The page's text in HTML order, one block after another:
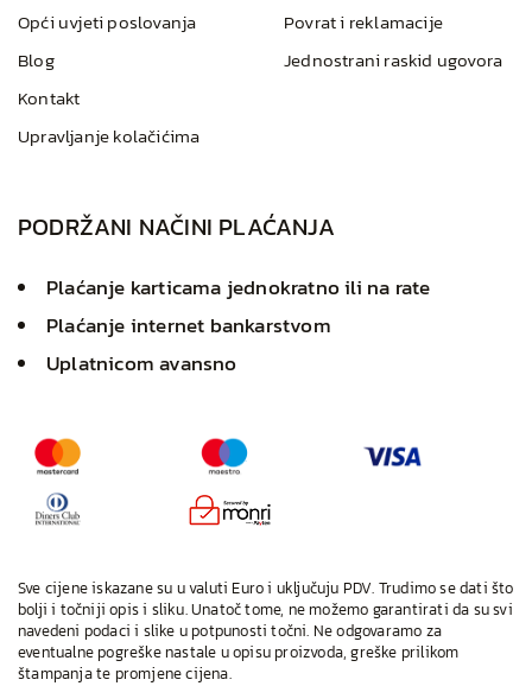
Opći uvjeti poslovanja
Blog
Kontakt
Upravljanje kolačićima
Povrat i reklamacije
Jednostrani raskid ugovora
PODRŽANI NAČINI PLAĆANJA
Plaćanje karticama jednokratno ili na rate
Plaćanje internet bankarstvom
Uplatnicom avansno
Sve cijene iskazane su u valuti Euro i uključuju PDV. Trudimo se dati što
bolji i točniji opis i sliku. Unatoč tome, ne možemo garantirati da su svi
navedeni podaci i slike u potpunosti točni. Ne odgovaramo za
eventualne pogreške nastale u opisu proizvoda, greške prilikom
štampanja te promjene cijena.